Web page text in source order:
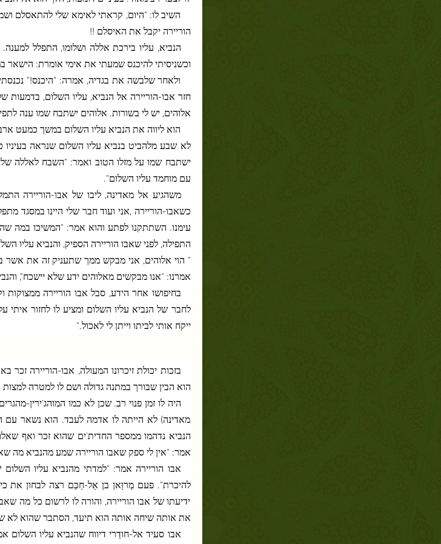
השיב לו: "היום, קראתי לאימא שלי להתאסלם
הוריירה יקבל את האיסלם !!
הנביא, עליו בירכת אללה ושלומו, התפלל
וכשניסיתי להיכנס שמעתי את אימי אומרת: הישאר
ולאחר שלבשה את בגדיה, אמרה: "היכנס!"
חזר אבו-הוריירה אל הנביא, עליו השלום,
אלוהים, יש לי בשורות. אלוהים ישתבח שמו ענה
הוא ליווה את הנביא עליו השלום במשך כמעט
לא שבע מלהביט בנביא עליו השלום שנראה
ישתבח שמו על מזלו הטוב ואמר: "השבח לאללה
עם מוחמד עליו השלום".
משהגיע אל מאדינה, ליבו של אבו-הוריירה
כשאבו-הוריירה ,אני ועוד חבר שלי היינו במסגד
עימנו. השתתקנו לפתע והוא אמר: "המשיכו במה
התפילה, לפני שאבו הוריירה הספיק, והנביא עליו
" הוי אלוהים, אני מבקש ממך שתעניק זה את אשר
אמרנו: "אנו מבקשים מאלוהים ידע שלא יישכח",
בחיפושו אחר הידע, סבל אבו הוריירה ממצוקות
לחבר של הנביא עליו השלום ומציע לו לחזור
ייקח אותי לביתו וייתן לי לאכול."
בזכות יכולת זיכרונו המעולה, אבו-הוריירה
הוא הבין שבורך במתנה גדולה ושם לו למטרה
היה לו זמן פנוי רב. שכן לא כמו המוהג'ירין-
מאדינה) לא הייתה לו אדמה לעבד. הוא נשאר עם
הנביא נדהמו ממספר החדית'ים שהוא זכר ואף
אמר: "אין לי ספק שאבו הוריירה שמע מהנביא מה
אבו הוריירה אמר: "למדתי מהנביא עליו
להיכרת". פעם מַרוַּאן בן אֵל-חַכַּם רצה לבחון את
ידיעתו של אבו הוריירה, והורה לו לרשום כל מה
את אותה שיחה אותה הוא תיעד, הסתבר שהוא לא
אבו סעיד אל-חודַרי דיווח שהנביא עליו